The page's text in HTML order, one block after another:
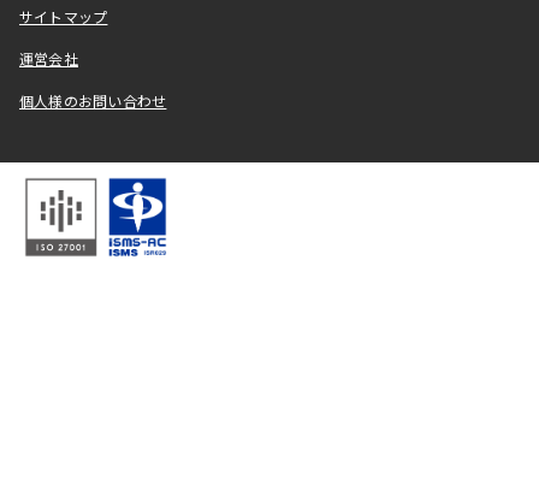
サイトマップ
運営会社
個人様のお問い合わせ